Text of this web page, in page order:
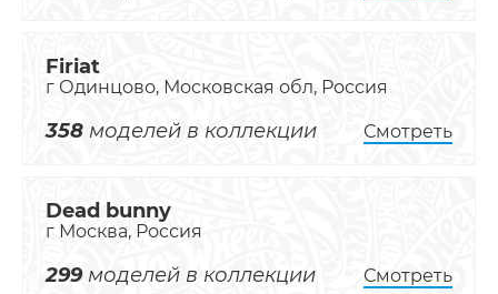
Firiat
г Одинцово, Московская обл, Россия
358 моделей в коллекции Смотреть
Dead bunny
г Москва, Россия
299моделей в коллекции Смотреть